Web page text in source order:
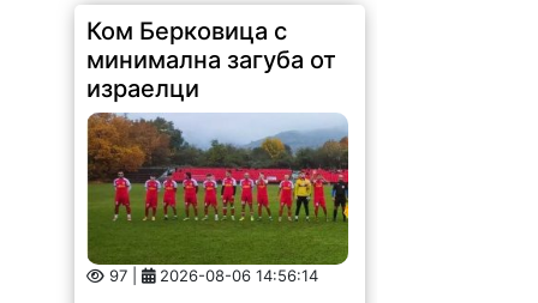
Ком Берковица с
минимална загуба от
израелци
97 | 2026-08-06 14:56:14